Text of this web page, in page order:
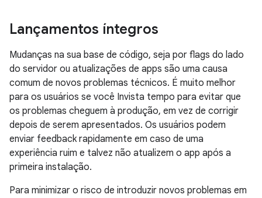
Lançamentos íntegros
Mudanças na sua base de código, seja por flags do lado
do servidor ou atualizações de apps são uma causa
comum de novos problemas técnicos. É muito melhor
para os usuários se você Invista tempo para evitar que
os problemas cheguem à produção, em vez de corrigir
depois de serem apresentados. Os usuários podem
enviar feedback rapidamente em caso de uma
experiência ruim e talvez não atualizem o app após a
primeira instalação.
Para minimizar o risco de introduzir novos problemas em